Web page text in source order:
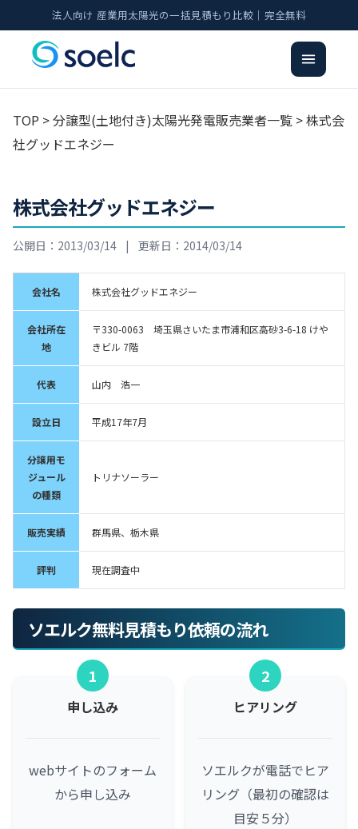
法人向け 産業用太陽光の一括見積もり比較｜完全無料
TOP >分譲型(土地付き)太陽光発電販売業者一覧 > 株式会
社グッドエネジー
株式会社グッドエネジー
公開日：2013/03/14 | 更新日：2014/03/14
会社名 株式会社グッドエネジー
会社所在
地
〒330-0063 埼玉県さいたま市浦和区高砂3-6-18 けや
きビル 7階
代表 山内 浩一
設立日 平成17年7月
分譲用モ
ジュール
の種類
トリナソーラー
販売実績 群馬県、栃木県
評判 現在調査中
ソエルク無料見積もり依頼の流れ
1
申し込み
webサイトのフォーム
から申し込み
2
ヒアリング
ソエルクが電話でヒア
リング（最初の確認は
目安５分）